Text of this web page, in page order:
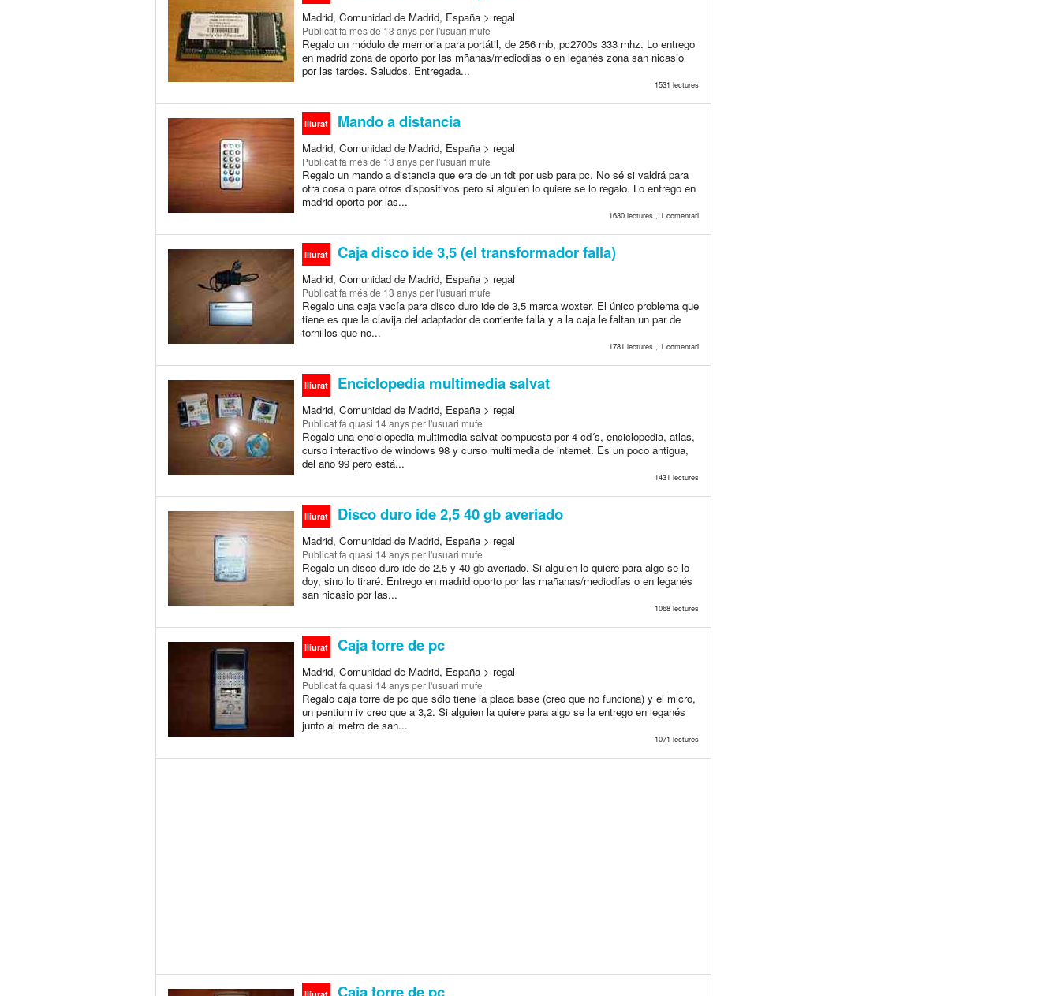
Madrid, Comunidad de Madrid, España > regal
Publicatfa més de 13 anysper l'usuari mufe
Regalo un módulo de memoria para portátil, de 256 mb, pc2700s 333 mhz. Lo entrego
en madrid zona de oporto por las mñanas/mediodías o en leganés zona san nicasio
por las tardes. Saludos. Entregada...
1531 lectures
lliurat Mando a distancia
Madrid, Comunidad de Madrid, España > regal
Publicatfa més de 13 anysper l'usuari mufe
Regalo un mando a distancia que era de un tdt por usb para pc. No sé si valdrá para
otra cosa o para otros dispositivos pero si alguien lo quiere se lo regalo. Lo entrego en
madrid oporto por las...
1630 lectures , 1 comentari
lliurat Caja disco ide 3,5 (el transformador falla)
Madrid, Comunidad de Madrid, España > regal
Publicatfa més de 13 anysper l'usuari mufe
Regalo una caja vacía para disco duro ide de 3,5 marca woxter. El único problema que
tiene es que la clavija del adaptador de corriente falla y a la caja le faltan un par de
tornillos que no...
1781 lectures , 1 comentari
lliurat Enciclopedia multimedia salvat
Madrid, Comunidad de Madrid, España > regal
Publicatfa quasi 14 anysper l'usuari mufe
Regalo una enciclopedia multimedia salvat compuesta por 4 cd´s, enciclopedia, atlas,
curso interactivo de windows 98 y curso multimedia de internet. Es un poco antigua,
del año 99 pero está...
1431 lectures
lliurat Disco duro ide 2,5 40 gb averiado
Madrid, Comunidad de Madrid, España > regal
Publicatfa quasi 14 anysper l'usuari mufe
Regalo un disco duro ide de 2,5 y 40 gb averiado. Si alguien lo quiere para algo se lo
doy, sino lo tiraré. Entrego en madrid oporto por las mañanas/mediodías o en leganés
san nicasio por las...
1068 lectures
lliurat Caja torre de pc
Madrid, Comunidad de Madrid, España > regal
Publicatfa quasi 14 anysper l'usuari mufe
Regalo caja torre de pc que sólo tiene la placa base (creo que no funciona) y el micro,
un pentium iv creo que a 3,2. Si alguien la quiere para algo se la entrego en leganés
junto al metro de san...
1071 lectures